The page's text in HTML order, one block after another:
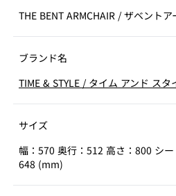
日本に曲木の技術が伝わったの
です。美しい成形に欠かせない
によって寸分の狂いもなく手作
います。成形は、無垢材を
充分に水分を含ませてから治具
す。
承した上で、現代のスタンダー
セプトとしました。
昔ながらの工法が今も受け継が
THE BENT ARMCHAIR / ザベントア
ブランド名
TIME & STYLE / タイム アンド スタ
サイズ
幅：570 奥行：512 高さ：800 シ
648 (mm)